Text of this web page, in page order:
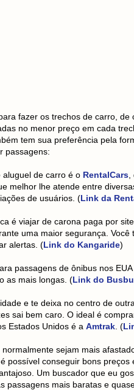
fazer os trechos de carro,
no menor preço em cada
tem sua preferência pela
passagens:
aluguel de carro é o RentalCars
melhor lhe atende entre
de usuários. (Link da
é viajar de carona paga por
uma maior segurança.
alertas. (Link do Kangaride)
passagens de ônibus nos
as mais longas. (Link do
e te deixa no centro de
sai bem caro. O ideal é
Estados Unidos é a Amtrak . (
sejam mais
possível conseguir bons
Um buscador que eu
passagens mais baratas e